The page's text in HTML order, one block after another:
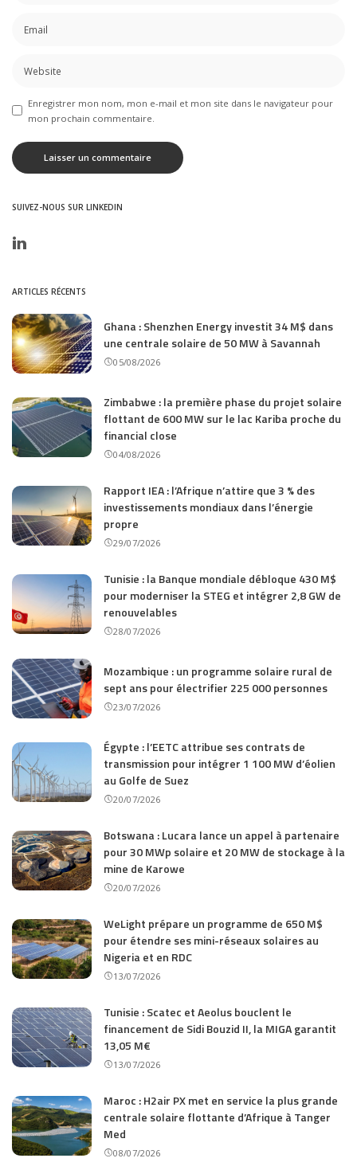
Enregistrer mon nom, mon e-mail et mon site dans le navigateur pour
mon prochain commentaire.
SUIVEZ-NOUS SUR LINKEDIN
ARTICLES RÉCENTS
Ghana : Shenzhen Energy investit 34 M$ dans
une centrale solaire de 50 MW à Savannah
05/08/2026
Zimbabwe : la première phase du projet solaire
flottant de 600 MW sur le lac Kariba proche du
financial close
04/08/2026
Rapport IEA : l’Afrique n’attire que 3 % des
investissements mondiaux dans l’énergie
propre
29/07/2026
Tunisie : la Banque mondiale débloque 430 M$
pour moderniser la STEG et intégrer 2,8 GW de
renouvelables
28/07/2026
Mozambique : un programme solaire rural de
sept ans pour électrifier 225 000 personnes
23/07/2026
Égypte : l’EETC attribue ses contrats de
transmission pour intégrer 1 100 MW d’éolien
au Golfe de Suez
20/07/2026
Botswana : Lucara lance un appel à partenaire
pour 30 MWp solaire et 20 MW de stockage à la
mine de Karowe
20/07/2026
WeLight prépare un programme de 650 M$
pour étendre ses mini-réseaux solaires au
Nigeria et en RDC
13/07/2026
Tunisie : Scatec et Aeolus bouclent le
financement de Sidi Bouzid II, la MIGA garantit
13,05 M€
13/07/2026
Maroc : H2air PX met en service la plus grande
centrale solaire flottante d’Afrique à Tanger
Med
08/07/2026